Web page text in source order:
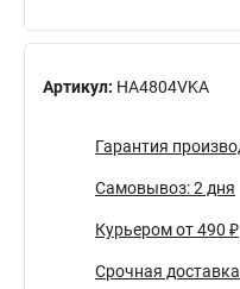
Артикул: HA4804VKA
Гарантия
Самовывоз: 2 дня
Курьером от 490 ₽
Срочная